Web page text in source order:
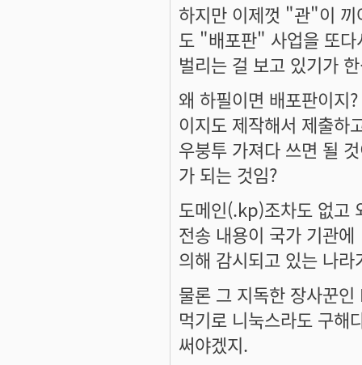
하지만 이제껏 "관"이 끼
도 "배포판" 사업을 또다
벌리는 걸 보고 있기가
왜 하필이면 배포판이지
이지도 제작해서 제출하
우붕투 가져다 쓰면 될
가 되는 것임?
도메인(.kp)조차도 없고
전송 내용이 국가 기관에
의해 감시되고 있는 나
물론 그 지독한 장사꾼
먹기로 니눅스라도 구해
써야겠지.